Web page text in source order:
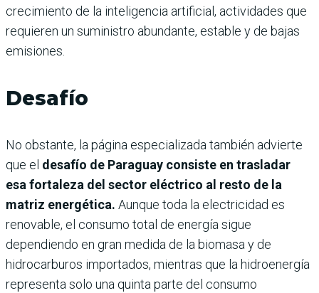
crecimiento de la inteligencia artificial, actividades que
requieren un suministro abundante, estable y de bajas
emisiones.
Desafío
No obstante, la página especializada también advierte
que el desafío de Paraguay consiste en trasladar
esa fortaleza del sector eléctrico al resto de la
matriz energética. Aunque toda la electricidad es
renovable, el consumo total de energía sigue
dependiendo en gran medida de la biomasa y de
hidrocarburos importados, mientras que la hidroenergía
representa solo una quinta parte del consumo